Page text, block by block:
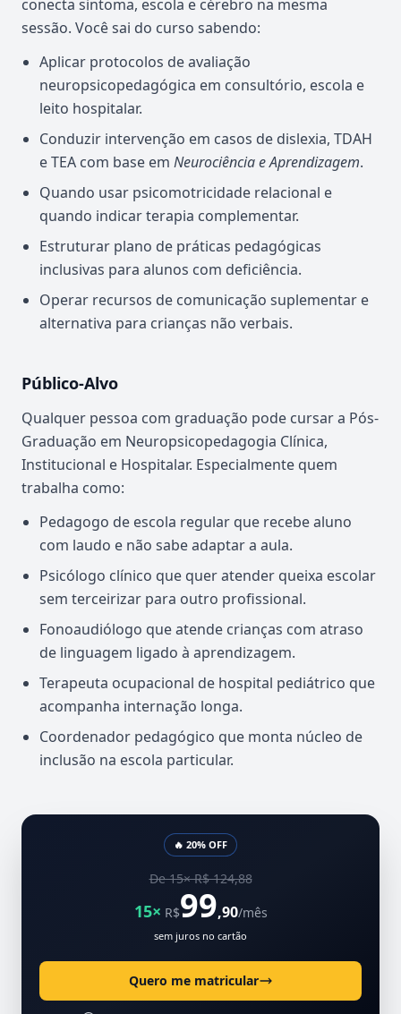
conecta sintoma, escola e cérebro na mesma
sessão. Você sai do curso sabendo:
Aplicar protocolos de avaliação
neuropsicopedagógica em consultório, escola e
leito hospitalar.
Conduzir intervenção em casos de dislexia, TDAH
e TEA com base em Neurociência e Aprendizagem.
Quando usar psicomotricidade relacional e
quando indicar terapia complementar.
Estruturar plano de práticas pedagógicas
inclusivas para alunos com deficiência.
Operar recursos de comunicação suplementar e
alternativa para crianças não verbais.
Público-Alvo
Qualquer pessoa com graduação pode cursar a Pós-
Graduação em Neuropsicopedagogia Clínica,
Institucional e Hospitalar. Especialmente quem
trabalha como:
Pedagogo de escola regular que recebe aluno
com laudo e não sabe adaptar a aula.
Psicólogo clínico que quer atender queixa escolar
sem terceirizar para outro profissional.
Fonoaudiólogo que atende crianças com atraso
de linguagem ligado à aprendizagem.
Terapeuta ocupacional de hospital pediátrico que
acompanha internação longa.
Coordenador pedagógico que monta núcleo de
inclusão na escola particular.
🔥 20% OFF
De 15× R$ 124,88
15× R$99,90/mês
sem juros no cartão
Quero me matricular